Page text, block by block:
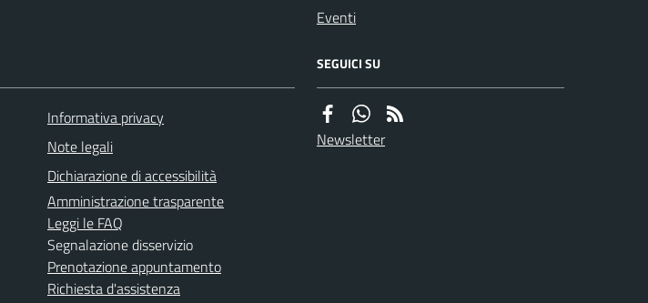
Eventi
Informativa privacy
Note legali
Dichiarazione di accessibilità
Amministrazione trasparente
Leggi le FAQ
Segnalazione disservizio
Prenotazione appuntamento
Richiesta d'assistenza
SEGUICI SU
Newsletter